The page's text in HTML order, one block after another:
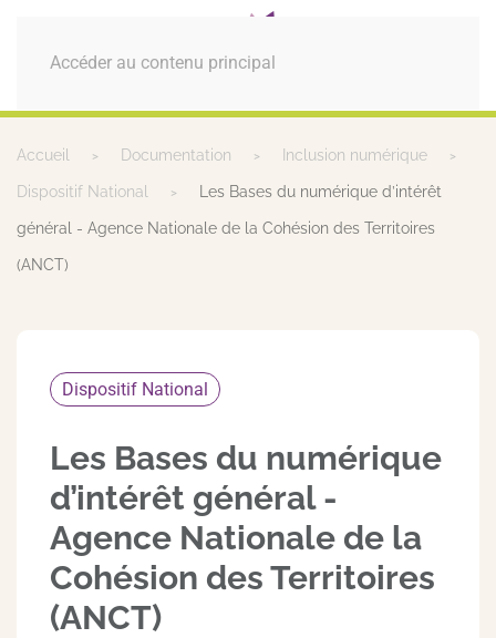
Accéder au contenu principal
MENU
Accueil Documentation Inclusion numérique
Dispositif National Les Bases du numérique d’intérêt
général - Agence Nationale de la Cohésion des Territoires
(ANCT)
Dispositif National
Les Bases du numérique
d’intérêt général -
Agence Nationale de la
Cohésion des Territoires
(ANCT)